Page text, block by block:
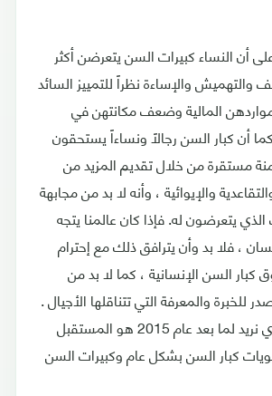
أن النساء كبيرات السن يتعرضن أكثر
والتهميش والإساءة نظراً للتمييز السائد
المالية وضعف مكانتهن في
أن كبار السن رجالاً ونساءاً يستحقون
مستقرة من خلال تقديم المزيد من
والإيوائية ، وأنه لا بد من مجابهة
يتعرضون له. فإذا كان عالمنا يتجه
، فلا بد وأن يترافق ذلك مع إحترام
كبار السن الإنسانية ، كما لا بد من
للخبرة والمعرفة التي تتناقلها الأجيال .
وأن المستقبل الذي نريد لما بعد عام 2015 هو المستقبل
كبار السن بشكل عام وكبيرات السن